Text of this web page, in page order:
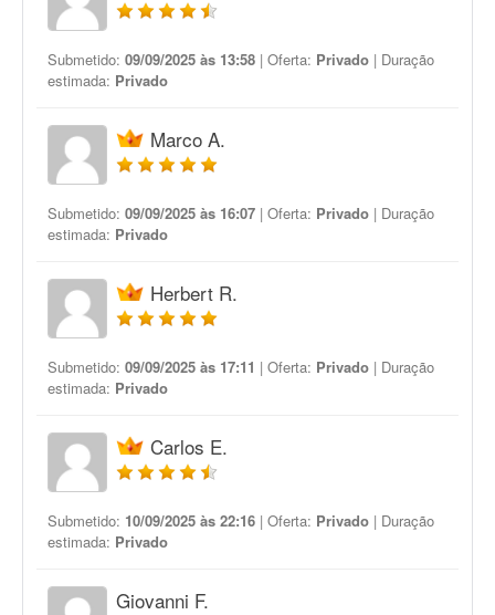
Submetido: 09/09/2025 às 13:58 | Oferta: Privado | Duração
estimada: Privado
Marco A.
Submetido: 09/09/2025 às 16:07 | Oferta: Privado | Duração
estimada: Privado
Herbert R.
Submetido: 09/09/2025 às 17:11 | Oferta: Privado | Duração
estimada: Privado
Carlos E.
Submetido: 10/09/2025 às 22:16 | Oferta: Privado | Duração
estimada: Privado
Giovanni F.